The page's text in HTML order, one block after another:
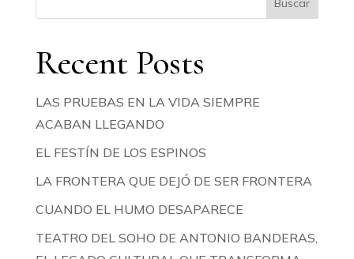
Buscar
Recent Posts
LAS PRUEBAS EN LA VIDA SIEMPRE
ACABAN LLEGANDO
EL FESTÍN DE LOS ESPINOS
LA FRONTERA QUE DEJÓ DE SER FRONTERA
CUANDO EL HUMO DESAPARECE
TEATRO DEL SOHO DE ANTONIO BANDERAS,